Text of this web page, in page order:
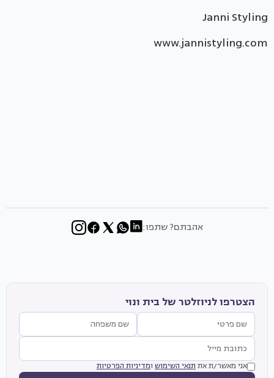
Janni Styling
www.jannistyling.com
אהבתם? שתפו:
הצטרפו לניוזלטר של בית ונוי
אני מאשר/ת את תנאי השימוש ומדיניות הפרטיות